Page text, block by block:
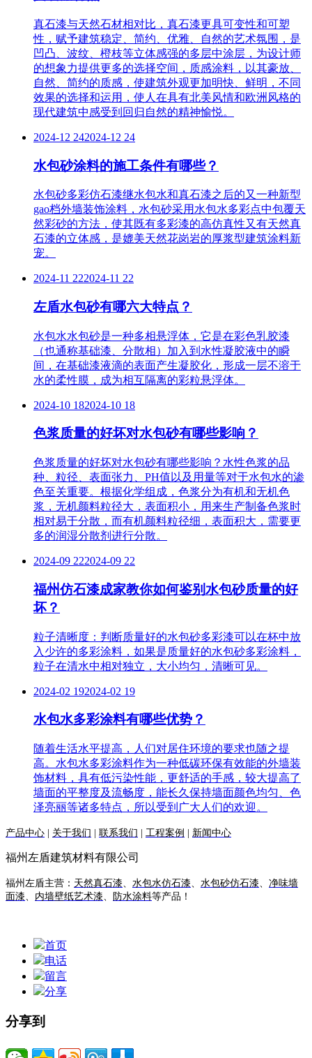
真石漆与天然石材相对比，真石漆更具可变性和可塑
性，赋予建筑稳定、简约、优雅、自然的艺术氛围，是
凹凸、波纹、橙枝等立体感强的多层中涂层，为设计师
的想象力提供更多的选择空间，质感涂料，以其豪放、
自然、简约的质感，使建筑外观更加明快、鲜明，不同
效果的选择和运用，使人在具有北美风情和欧洲风格的
现代建筑中感受到回归自然的精神愉悦。
2024-12 242024-12 24
水包砂涂料的施工条件有哪些？
水包砂多彩仿石漆继水包水和真石漆之后的又一种新型
gao档外墙装饰涂料，水包砂采用水包水多彩点中包覆天
然彩砂的方法，使其既有多彩漆的高仿真性又有天然真
石漆的立体感，是媲美天然花岗岩的厚浆型建筑涂料新
宠。
2024-11 222024-11 22
左盾水包砂有哪六大特点？
水包水水包砂是一种多相悬浮体，它是在彩色乳胶漆
（也通称基础漆、分散相）加入到水性凝胶液中的瞬
间，在基础漆液滴的表面产生凝胶化，形成一层不溶于
水的柔性膜，成为相互隔离的彩粒悬浮体。
2024-10 182024-10 18
色浆质量的好坏对水包砂有哪些影响？
色浆质量的好坏对水包砂有哪些影响？水性色浆的品
种、粒径、表面张力、PH值以及用量等对于水包水的渗
色至关重要。根据化学组成，色浆分为有机和无机色
浆，无机颜料粒径大，表面积小，用来生产制备色浆时
相对易于分散，而有机颜料粒径细，表面积大，需要更
多的润湿分散剂进行分散。
2024-09 222024-09 22
福州仿石漆成家教你如何鉴别水包砂质量的好
坏？
粒子清晰度：判断质量好的水包砂多彩漆可以在杯中放
入少许的多彩涂料，如果是质量好的水包砂多彩涂料，
粒子在清水中相对独立，大小均匀，清晰可见。
2024-02 192024-02 19
水包水多彩涂料有哪些优势？
随着生活水平提高，人们对居住环境的要求也随之提
高。水包水多彩涂料作为一种低碳环保有效能的外墙装
饰材料，具有低污染性能，更舒适的手感，较大提高了
墙面的平整度及流畅度，能长久保持墙面颜色均匀、色
泽亮丽等诸多特点，所以受到广大人们的欢迎。
产品中心 关于我们 联系我们 工程案例 新闻中心
福州左盾建筑材料有限公司
福州左盾主营： 天然真石漆、 水包水仿石漆、 水包砂仿石漆、 净味墙
面漆、 内墙壁纸艺术漆、 防水涂料等产品！
首页
电话
留言
分享
分享到